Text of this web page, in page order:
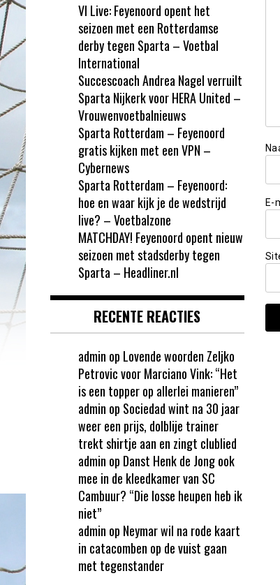
E-
VI Live: Feyenoord opent het
seizoen met een Rotterdamse
derby tegen Sparta – Voetbal
International
Succescoach Andrea Nagel verruilt
Sparta Nijkerk voor HERA United –
Vrouwenvoetbalnieuws
Sparta Rotterdam – Feyenoord
gratis kijken met een VPN –
Cybernews
Sparta Rotterdam – Feyenoord:
hoe en waar kijk je de wedstrijd
live? – Voetbalzone
MATCHDAY! Feyenoord opent nieuw
seizoen met stadsderby tegen
Sparta – Headliner.nl
RECENTE REACTIES
admin op Lovende woorden Zeljko
Petrovic voor Marciano Vink: “Het
is een topper op allerlei manieren”
admin op Sociedad wint na 30 jaar
weer een prijs, dolblije trainer
trekt shirtje aan en zingt clublied
admin op Danst Henk de Jong ook
mee in de kleedkamer van SC
Cambuur? “Die losse heupen heb ik
niet”
admin op Neymar wil na rode kaart
in catacomben op de vuist gaan
met tegenstander